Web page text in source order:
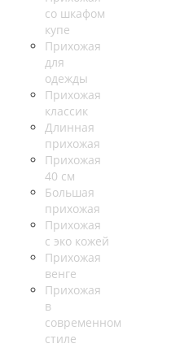
со шкафом
купе
Прихожая
для
одежды
Прихожая
классик
Длинная
прихожая
Прихожая
40 см
Большая
прихожая
Прихожая
с эко кожей
Прихожая
венге
Прихожая
в
современном
стиле